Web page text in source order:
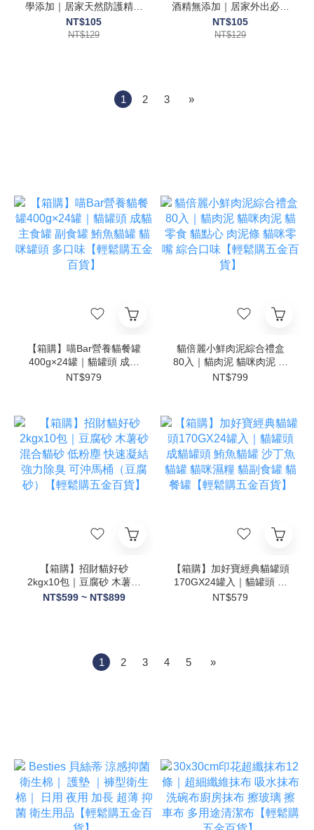
學添加｜居家天然防護精油
【輕鬆購五金百貨】台灣現
貨
NT$105
NT$129
酒精無添加｜居家外出必備
【輕鬆購五金百貨】台灣現
貨
NT$105
NT$129
1 2 3 »
【箱購】喵Bar營養貓餐罐
400g×24罐｜貓罐頭 成貓
主食罐 副食罐 鮪魚貓罐 貓
NT$979
貓倍麗小鮮肉泥綜合禮盒
80入｜貓肉泥 貓咪肉泥 貓
零食 貓點心 肉泥條 貓咪零
NT$799
【箱購】招財貓好砂
2kgx10包｜豆腐砂 木薯砂
混合貓砂 低粉塵 快速凝結
NT$599 ~ NT$899
【箱購】加好寶經典貓罐頭
170GX24罐入｜貓罐頭 成
貓罐頭 鮪魚貓罐 沙丁魚貓
NT$579
1 2 3 4 5 »